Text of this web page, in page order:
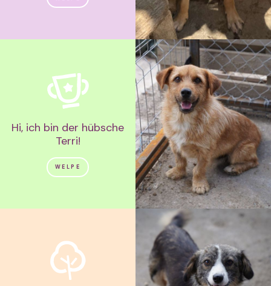
Hi, ich bin der hübsche
Terri!
WELPE